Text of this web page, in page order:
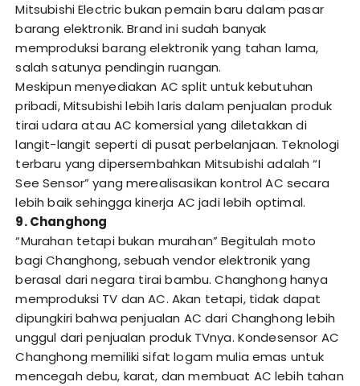
Mitsubishi Electric bukan pemain baru dalam pasar
barang elektronik. Brand ini sudah banyak
memproduksi barang elektronik yang tahan lama,
salah satunya pendingin ruangan.
Meskipun menyediakan AC split untuk kebutuhan
pribadi, Mitsubishi lebih laris dalam penjualan produk
tirai udara atau AC komersial yang diletakkan di
langit-langit seperti di pusat perbelanjaan. Teknologi
terbaru yang dipersembahkan Mitsubishi adalah “I
See Sensor” yang merealisasikan kontrol AC secara
lebih baik sehingga kinerja AC jadi lebih optimal.
9. Changhong
“Murahan tetapi bukan murahan” Begitulah moto
bagi Changhong, sebuah vendor elektronik yang
berasal dari negara tirai bambu. Changhong hanya
memproduksi TV dan AC. Akan tetapi, tidak dapat
dipungkiri bahwa penjualan AC dari Changhong lebih
unggul dari penjualan produk TVnya. Kondesensor AC
Changhong memiliki sifat logam mulia emas untuk
mencegah debu, karat, dan membuat AC lebih tahan